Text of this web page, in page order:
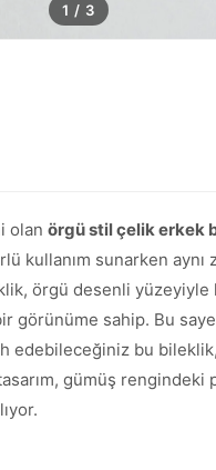
1 / 3
olan örgü stil çelik erkek
kullanım sunarken
örgü desenli
görünüme sahip. Bu
edebileceğiniz bu
gümüş rengindeki